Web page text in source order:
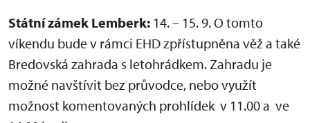
Státní zámek Lemberk: 14. – 15. 9. O tomto
víkendu bude v rámci EHD zpřístupněna věž a také
Bredovská zahrada s letohrádkem. Zahradu je
možné navštívit bez průvodce, nebo využít
možnost komentovaných prohlídek v 11.00 a ve